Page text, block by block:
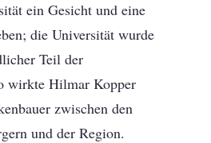
ein Gesicht und eine
die Universität wurde
Teil der
wirkte Hilmar Kopper
zwischen den
und der Region.